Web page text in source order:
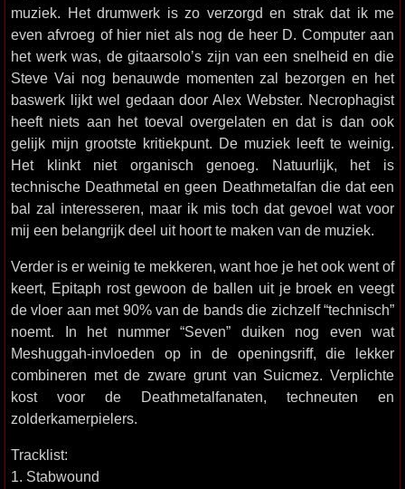
muziek. Het drumwerk is zo verzorgd en strak dat ik me
even afvroeg of hier niet als nog de heer D. Computer aan
het werk was, de gitaarsolo’s zijn van een snelheid en die
Steve Vai nog benauwde momenten zal bezorgen en het
baswerk lijkt wel gedaan door Alex Webster. Necrophagist
heeft niets aan het toeval overgelaten en dat is dan ook
gelijk mijn grootste kritiekpunt. De muziek leeft te weinig.
Het klinkt niet organisch genoeg. Natuurlijk, het is
technische Deathmetal en geen Deathmetalfan die dat een
bal zal interesseren, maar ik mis toch dat gevoel wat voor
mij een belangrijk deel uit hoort te maken van de muziek.
Verder is er weinig te mekkeren, want hoe je het ook went of
keert, Epitaph rost gewoon de ballen uit je broek en veegt
de vloer aan met 90% van de bands die zichzelf “technisch”
noemt. In het nummer “Seven” duiken nog even wat
Meshuggah-invloeden op in de openingsriff, die lekker
combineren met de zware grunt van Suicmez. Verplichte
kost voor de Deathmetalfanaten, techneuten en
zolderkamerpielers.
Tracklist:
1. Stabwound